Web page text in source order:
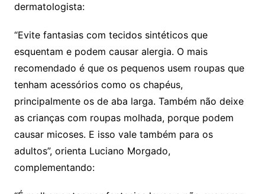
dermatologista:
“Evite fantasias com tecidos sintéticos que
esquentam e podem causar alergia. O mais
recomendado é que os pequenos usem roupas que
tenham acessórios como os chapéus,
principalmente os de aba larga. Também não deixe
as crianças com roupas molhada, porque podem
causar micoses. E isso vale também para os
adultos”, orienta Luciano Morgado,
complementando: